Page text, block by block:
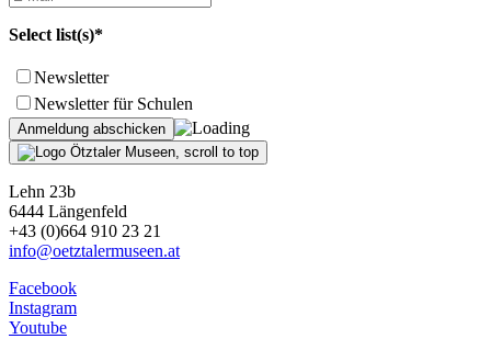
Select list(s)*
Newsletter
Newsletter für Schulen
Lehn 23b
6444 Längenfeld
+43 (0)664 910 23 21
info@oetztalermuseen.at
Facebook
Instagram
Youtube